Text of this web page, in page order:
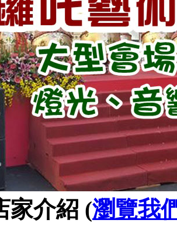
家介紹 (瀏覽我